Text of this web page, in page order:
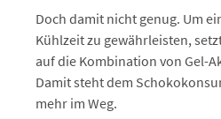
Doch damit nicht genug. Um
Kühlzeit zu gewährleisten,
auf die Kombination von Gel-
Damit steht dem
mehr im Weg.